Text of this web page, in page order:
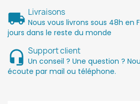
Livraisons
Nous vous livrons sous 48h en
jours dans le reste du monde
Support client
Un conseil ? Une question ?
écoute par mail ou téléphone.